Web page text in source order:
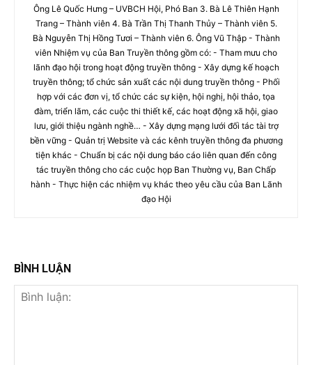
Ông Lê Quốc Hưng – UVBCH Hội, Phó Ban 3. Bà Lê Thiên Hạnh
Trang – Thành viên 4. Bà Trần Thị Thanh Thủy – Thành viên 5.
Bà Nguyễn Thị Hồng Tươi – Thành viên 6. Ông Vũ Thập - Thành
viên Nhiệm vụ của Ban Truyền thông gồm có: - Tham mưu cho
lãnh đạo hội trong hoạt động truyền thông - Xây dựng kế hoạch
truyền thông; tổ chức sản xuất các nội dung truyền thông - Phối
hợp với các đơn vị, tổ chức các sự kiện, hội nghị, hội thảo, tọa
đàm, triển lãm, các cuộc thi thiết kế, các hoạt động xã hội, giao
lưu, giới thiệu ngành nghề… - Xây dựng mạng lưới đối tác tài trợ
bền vững - Quản trị Website và các kênh truyền thông đa phương
tiện khác - Chuẩn bị các nội dung báo cáo liên quan đến công
tác truyền thông cho các cuộc họp Ban Thường vụ, Ban Chấp
hành - Thực hiện các nhiệm vụ khác theo yêu cầu của Ban Lãnh
đạo Hội
BÌNH LUẬN